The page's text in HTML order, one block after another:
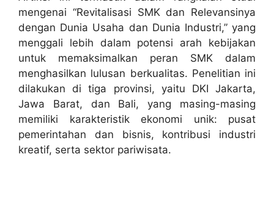
mengenai “Revitalisasi SMK dan Relevansinya
dengan Dunia Usaha dan Dunia Industri,” yang
menggali lebih dalam potensi arah kebijakan
untuk memaksimalkan peran SMK dalam
menghasilkan lulusan berkualitas. Penelitian ini
dilakukan di tiga provinsi, yaitu DKI Jakarta,
Jawa Barat, dan Bali, yang masing-masing
memiliki karakteristik ekonomi unik: pusat
pemerintahan dan bisnis, kontribusi industri
kreatif, serta sektor pariwisata.